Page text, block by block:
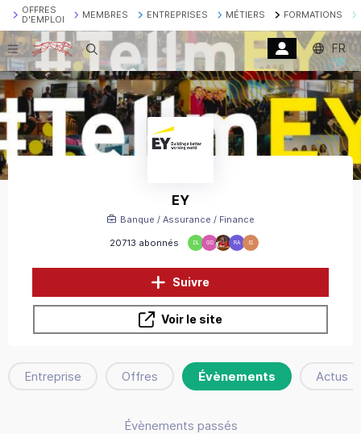
OFFRES
D'EMPLOI
MEMBRES ENTREPRISES MÉTIERS FORMATIONS
Recherche FR
EY
20713 abonnés DL GD RA IS
Banque / Assurance / Finance
Suivre
Voir le site
Entreprise Offres Évènements Actus
Évènements passés